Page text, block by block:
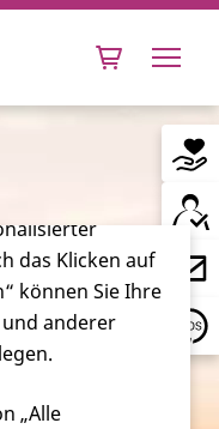
Cookies und
Cookies und
das Klicken auf
können Sie Ihre
anderer
„Alle